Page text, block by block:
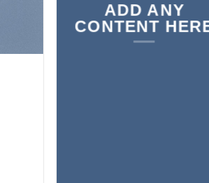
ADD ANY
CONTENT